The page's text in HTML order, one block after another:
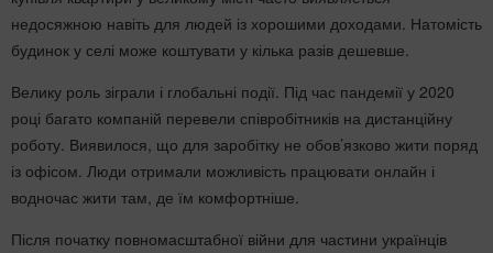
недосяжною навіть для людей із хорошими доходами. Натомість
будинок у селі може коштувати у кілька разів дешевше.
Велику роль зіграли і глобальні події. Під час пандемії у 2020
році багато компаній перевели співробітників на дистанційну
роботу. Виявилося, що для заробітку не обов’язково жити поряд
із офісом. Люди отримали можливість працювати онлайн і
водночас жити там, де їм комфортніше.
Після початку повномасштабної війни для частини українців